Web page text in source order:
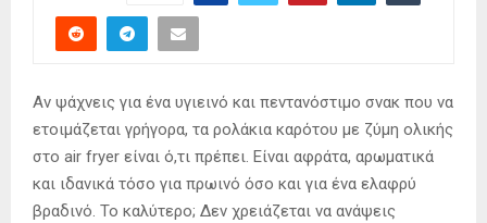
Αν ψάχνεις για ένα υγιεινό και πεντανόστιμο σνακ που να
ετοιμάζεται γρήγορα, τα ρολάκια καρότου με ζύμη ολικής
στο air fryer είναι ό,τι πρέπει. Είναι αφράτα, αρωματικά
και ιδανικά τόσο για πρωινό όσο και για ένα ελαφρύ
βραδινό. Το καλύτερο; Δεν χρειάζεται να ανάψεις